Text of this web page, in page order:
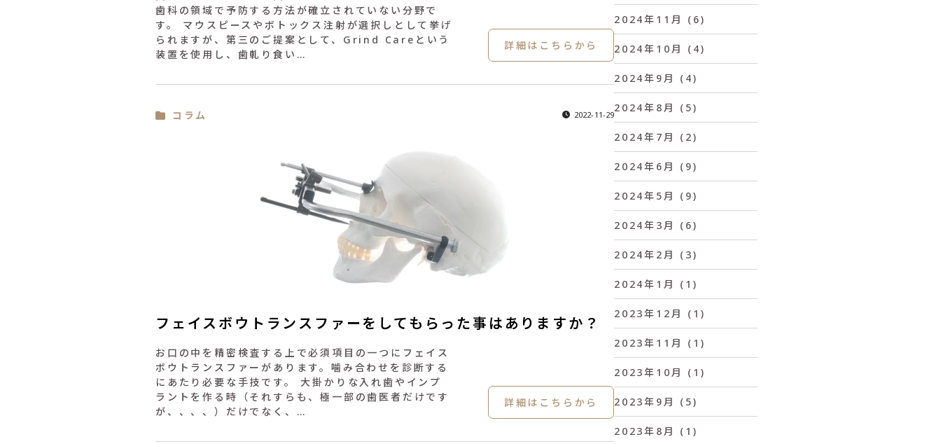
歯科の領域で予防する方法が確立されていない分野で
す。 マウスピースやボトックス注射が選択しとして挙げ
られますが、第三のご提案として、Grind Careという
装置を使用し、歯軋り食い…
詳細はこちらから
コラム 2022-11-29
フェイスボウトランスファーをしてもらった事はありますか？
お口の中を精密検査する上で必須項目の一つにフェイス
ボウトランスファーがあります。噛み合わせを診断する
にあたり必要な手技です。 大掛かりな入れ歯やインプ
ラントを作る時（それすらも、極一部の歯医者だけです
が、、、、）だけでなく、…
詳細はこちらから
2024年11月 (6)
2024年10月 (4)
2024年9月 (4)
2024年8月 (5)
2024年7月 (2)
2024年6月 (9)
2024年5月 (9)
2024年3月 (6)
2024年2月 (3)
2024年1月 (1)
2023年12月 (1)
2023年11月 (1)
2023年10月 (1)
2023年9月 (5)
2023年8月 (1)